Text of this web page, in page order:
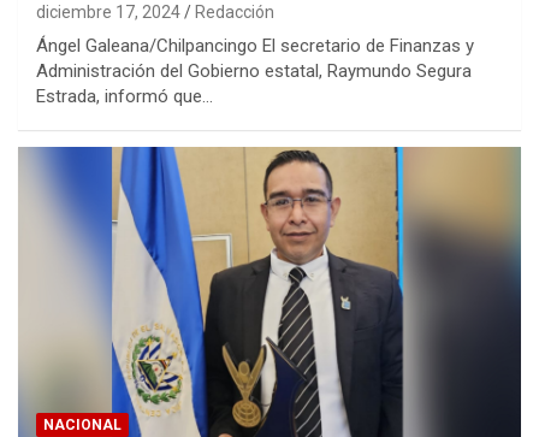
diciembre 17, 2024 Redacción
Ángel Galeana/Chilpancingo El secretario de Finanzas y
Administración del Gobierno estatal, Raymundo Segura
Estrada, informó que…
NACIONAL